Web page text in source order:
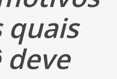
quais
deve